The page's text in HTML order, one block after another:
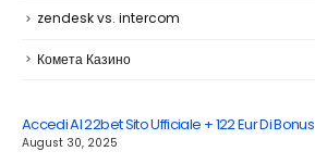
zendesk vs. intercom
Комета Казино
Accedi Al 22bet Sito Ufficiale + 122 Eur Di Bonus
August 30, 2025